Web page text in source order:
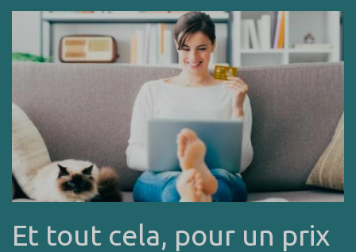
Et tout cela, pour un prix